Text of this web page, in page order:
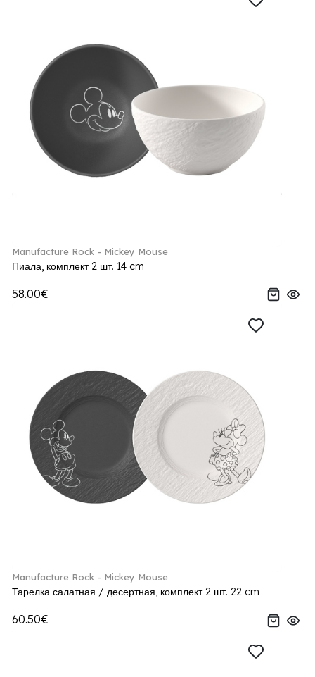
Manufacture Rock - Mickey Mouse
Пиала, комплект 2 шт. 14 cm
58.00€
Manufacture Rock - Mickey Mouse
Тарелка салатная / десертная, комплект 2 шт. 22 cm
60.50€